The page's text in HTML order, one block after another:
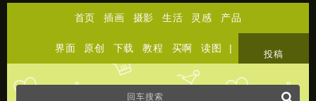
首页 插画 摄影 生活 灵感 产品
界面 原创 下载 教程 买啊 读图 |
投稿